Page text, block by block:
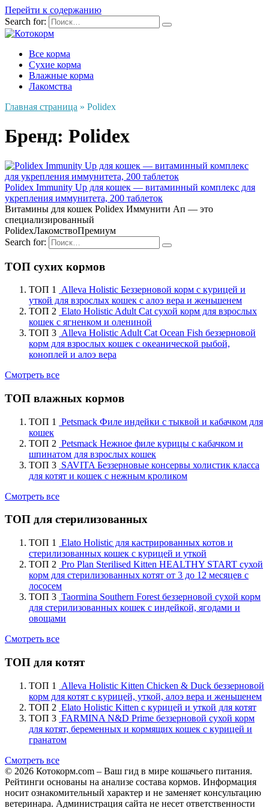
Перейти к содержанию
Search for:
Все корма
Сухие корма
Влажные корма
Лакомства
Главная страница » Polidex
Бренд: Polidex
Polidex Immunity Up для кошек — витаминный комплекс для
укрепления иммунитета, 200 таблеток
Витамины для кошек Polidex Иммунити Ап — это
специализированный
PolidexЛакомствоПремиум
Search for:
ТОП сухих кормов
ТОП 1
Alleva Holistic Беззерновой корм с курицей и
уткой для взрослых кошек с алоэ вера и женьшенем
ТОП 2 Elato Holistic Adult Cat сухой корм для взрослых
кошек с ягненком и олениной
ТОП 3 Alleva Holistic Adult Cat Ocean Fish беззерновой
корм для взрослых кошек с океанической рыбой,
коноплей и алоэ вера
Смотреть все
ТОП влажных кормов
ТОП 1
Petsmack Филе индейки с тыквой и кабачком для
кошек
ТОП 2 Petsmack Нежное филе курицы с кабачком и
шпинатом для взрослых кошек
ТОП 3 SAVITA Беззерновые консервы холистик класса
для котят и кошек с нежным кроликом
Смотреть все
ТОП для стерилизованных
ТОП 1
Elato Holistic для кастрированных котов и
стерилизованных кошек с курицей и уткой
ТОП 2 Pro Plan Sterilised Kitten HEALTHY START сухой
корм для стерилизованных котят от 3 до 12 месяцев с
лососем
ТОП 3 Taormina Southern Forest беззерновой сухой корм
для стерилизованных кошек с индейкой, ягодами и
овощами
Смотреть все
ТОП для котят
ТОП 1
Alleva Holistic Kitten Chicken & Duck беззерновой
корм для котят с курицей, уткой, алоэ вера и женьшенем
ТОП 2 Elato Holistic Kitten с курицей и уткой для котят
ТОП 3 FARMINA N&D Prime беззерновой сухой корм
для котят, беременных и кормящих кошек с курицей и
гранатом
Смотреть все
© 2026 Котокорм.com – Ваш гид в мире кошачьего питания.
Рейтинги основаны на анализе состава кормов. Информация
носит ознакомительный характер и не заменяет консультацию
ветеринара. Администрация сайта не несет ответственности